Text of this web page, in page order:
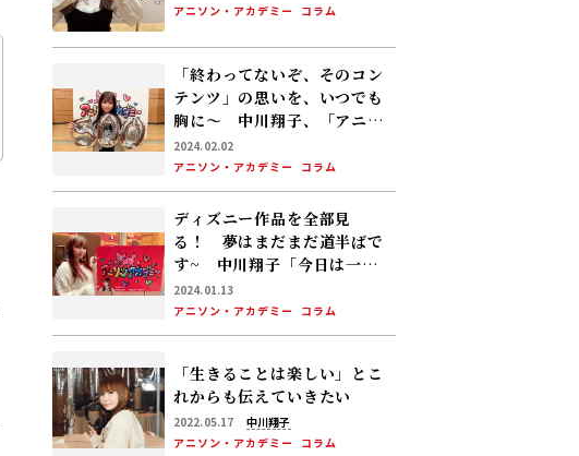
アニソン・アカデミー
コラム
「終わってないぞ、そのコン
テンツ」の思いを、いつでも
胸に～ 中川翔子、「アニア
カ」放送500回を迎えての思
い
2024.02.02
アニソン・アカデミー
コラム
ディズニー作品を全部見
る！ 夢はまだまだ道半ばで
す~ 中川翔子「今日は一
日“ディズニー”三昧」を振り
返る
2024.01.13
アニソン・アカデミー
コラム
「生きることは楽しい」とこ
れからも伝えていきたい
2022.05.17
中川翔子
アニソン・アカデミー
コラム